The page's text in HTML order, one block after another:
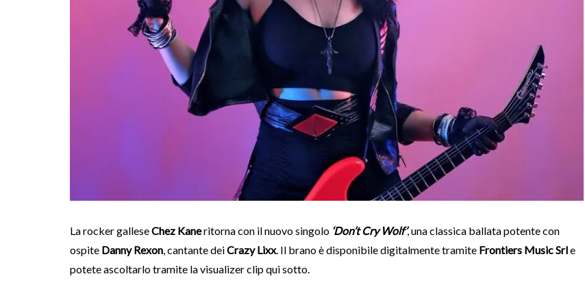
La rocker galleseChez Kaneritorna con il nuovo singolo ‘Don’t Cry Wolf’, una classica ballata potente con
ospite Danny Rexon, cantante deiCrazy Lixx. Il brano è disponibile digitalmente tramite Frontiers Music Srle
potete ascoltarlo tramite la visualizer clip qui sotto.